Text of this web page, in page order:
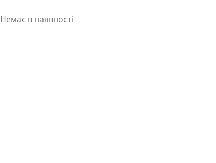
Немає в наявності